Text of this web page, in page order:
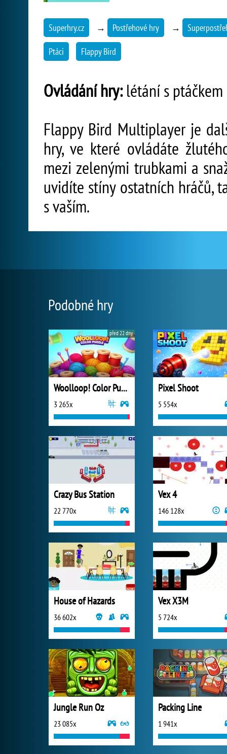
Superhry.cz → Postřehové hry →
Ptáci Flappy Bird
Ovládání hry:létání s ptáčkem
Flappy Bird Multiplayer je
hry, ve které ovládáte
mezi zelenými trubkami a
uvidíte stíny ostatních hráčů,
s vaším.
Podobné hry
Woolloop! Color Puzzle
3 265x
před 22 dny
Pixel Shoot
5 554x
Crazy Bus Station
22 770x
Vex 4
146 128x
House of Hazards
36 602x
Vex X3M
5 724x
Jungle Run Oz
23 085x
Packing Line
1 941x